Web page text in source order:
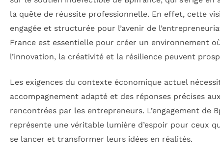
la quête de réussite professionnelle. En effet, cette
engagée et structurée pour l’avenir de
France est essentielle pour créer un environnement
l’innovation, la créativité et la résilience peuvent
Les exigences du contexte économique actuel
accompagnement adapté et des réponses précises
rencontrées par les entrepreneurs. L’engagement de
représente une véritable lumière d’espoir pour ceux
se lancer et transformer leurs idées en réalités.